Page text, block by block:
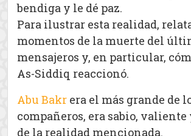
bendiga y le dé paz.
Para ilustrar esta realidad,
momentos de la muerte del
mensajeros y, en particular,
As-Siddiq reaccionó.
Abu Bakr era el más grande de
compañeros, era sabio, valiente
de la realidad mencionada.